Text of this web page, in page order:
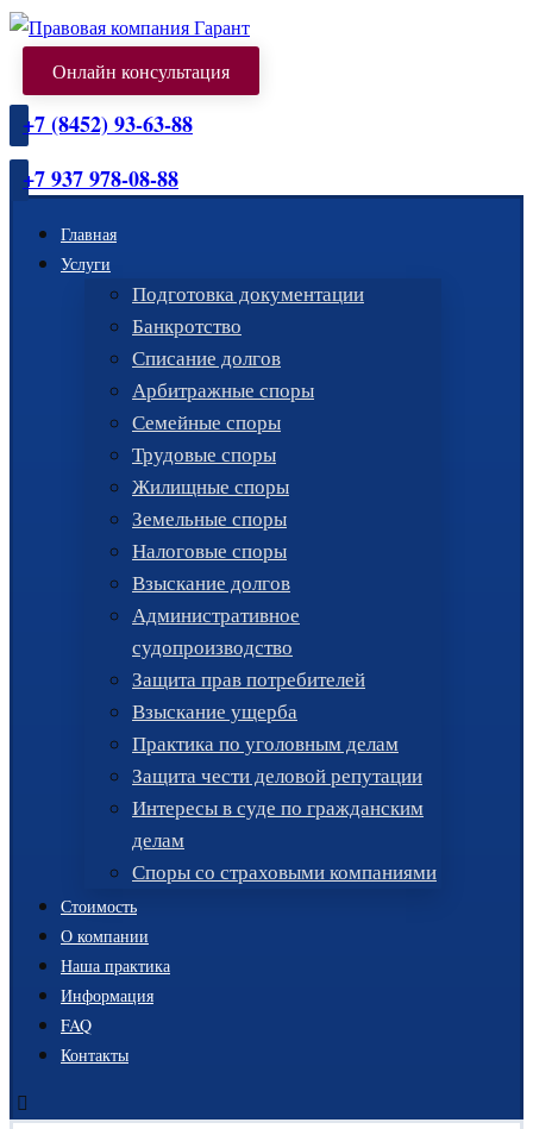
Онлайн консультация
+7 (8452) 93-63-88
+7 937 978-08-88
Главная
Услуги
Подготовка документации
Банкротство
Списание долгов
Арбитражные споры
Семейные споры
Трудовые споры
Жилищные споры
Земельные споры
Налоговые споры
Взыскание долгов
Административное
судопроизводство
Защита прав потребителей
Взыскание ущерба
Практика по уголовным делам
Защита чести деловой репутации
Интересы в суде по гражданским
делам
Споры со страховыми компаниями
Стоимость
О компании
Наша практика
Информация
FAQ
Контакты